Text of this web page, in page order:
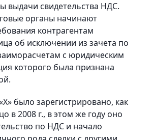
выдачи свидетельства НДС.
органы начинают
контрагентам
об исключении из зачета по
с юридическим
которого была признана
было зарегистрировано, как
в 2008 г., в этом же году оно
по НДС и начало